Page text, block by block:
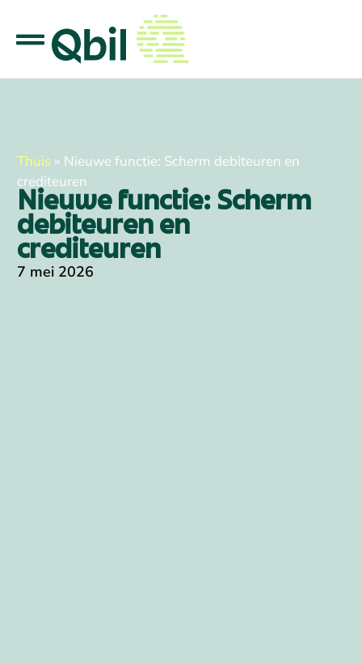
Thuis » Nieuwe functie: Scherm debiteuren en
crediteuren
Nieuwe functie: Scherm
debiteuren en
crediteuren
7 mei 2026